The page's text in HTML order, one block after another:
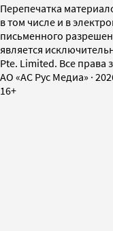
Перепечатка
в том числе и в
письменного
является
Pte. Limited. Все
AO «АС Рус Медиа» ·
16+